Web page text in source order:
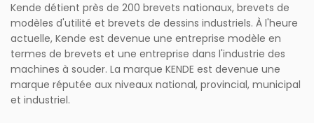
Kende détient près de 200 brevets nationaux, brevets de
modèles d'utilité et brevets de dessins industriels. À l'heure
actuelle, Kende est devenue une entreprise modèle en
termes de brevets et une entreprise dans l'industrie des
machines à souder. La marque KENDE est devenue une
marque réputée aux niveaux national, provincial, municipal
et industriel.